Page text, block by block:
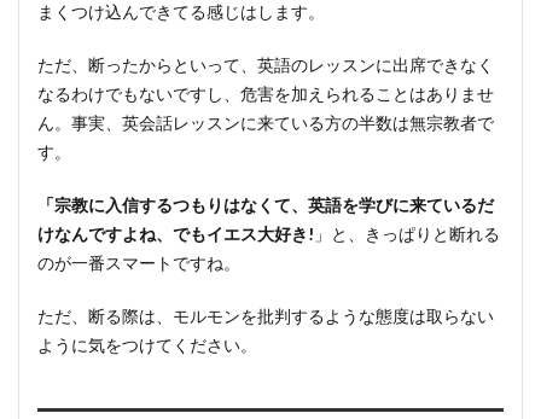
まくつけ込んできてる感じはします。
ただ、断ったからといって、英語のレッスンに出席できなく
なるわけでもないですし、危害を加えられることはありませ
ん。事実、英会話レッスンに来ている方の半数は無宗教者で
す。
「宗教に入信するつもりはなくて、英語を学びに来ているだ
けなんですよね、でもイエス大好き! 」と、きっぱりと断れる
のが一番スマートですね。
ただ、断る際は、モルモンを批判するような態度は取らない
ように気をつけてください。